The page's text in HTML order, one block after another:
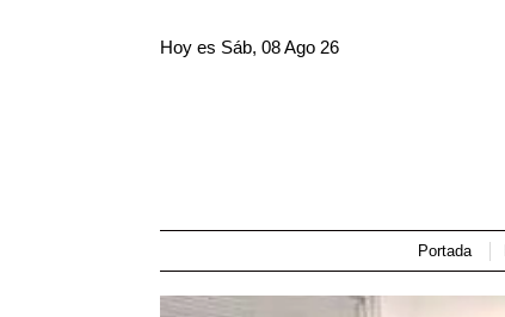
Hoy es Sáb, 08 Ago 26
Portada